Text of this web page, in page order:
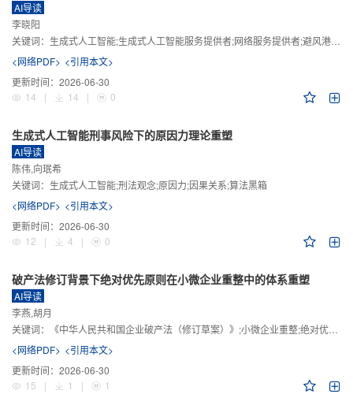
AI导读
李晓阳
关键词： 生成式人工智能;生成式人工智能服务提供者;网络服务提供者;避风港规则;版权责任
<网络PDF> <引用本文>
更新时间： 2026-06-30
14
| 14 | 0
生成式人工智能刑事风险下的原因力理论重塑
AI导读
陈伟,向珉希
关键词： 生成式人工智能;刑法观念;原因力;因果关系;算法黑箱
<网络PDF> <引用本文>
更新时间： 2026-06-30
12
| 4 | 0
破产法修订背景下绝对优先原则在小微企业重整中的体系重塑
AI导读
李燕,胡月
关键词：
《中华人民共和国企业破产法（修订草案）》;小微企业重整;绝对优先原则;股东权益保留;预期可支配收入标准
<网络PDF> <引用本文>
更新时间： 2026-06-30
15
| 1 | 1